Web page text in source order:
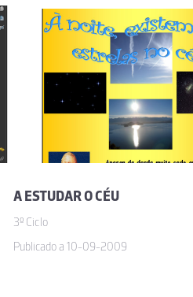
A ESTUDAR O CÉU
3º Ciclo
Publicado a 10-09-2009